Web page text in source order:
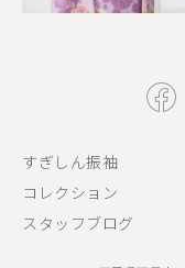
すぎしん振袖
コレクション
スタッフブログ